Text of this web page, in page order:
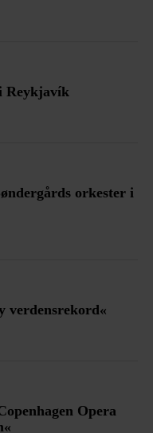
Reykjavík
orkester i
verdensrekord«
Opera